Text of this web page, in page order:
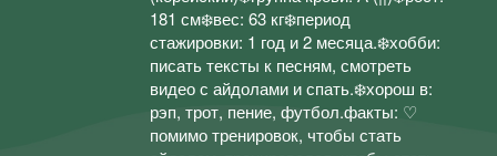
181 см❄️вес: 63 кг❄️период
стажировки: 1 год и 2 месяца.❄️хобби:
писать тексты к песням, смотреть
видео с айдолами и спать.❄️хорош в:
рэп, трот, пение, футбол.факты: ♡
помимо тренировок, чтобы стать